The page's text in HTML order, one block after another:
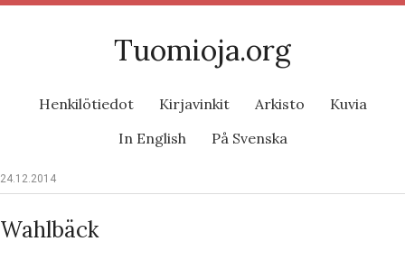
Tuomioja.org
Henkilötiedot Kirjavinkit Arkisto
Kuvia
In English
På Svenska
24.12.2014
Wahlbäck